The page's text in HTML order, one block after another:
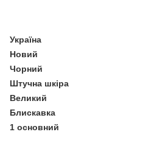
Україна
Новий
Чорний
Штучна шкіра
Великий
Блискавка
1 основний